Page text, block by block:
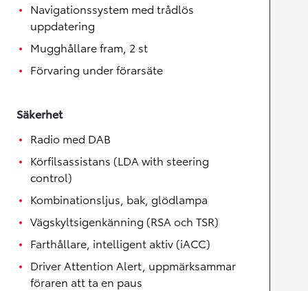
Navigationssystem med trådlös
uppdatering
Mugghållare fram, 2 st
Förvaring under förarsäte
Säkerhet
Radio med DAB
Körfilsassistans (LDA with steering
control)
Kombinationsljus, bak, glödlampa
Vägskyltsigenkänning (RSA och TSR)
Farthållare, intelligent aktiv (iACC)
Driver Attention Alert, uppmärksammar
föraren att ta en paus